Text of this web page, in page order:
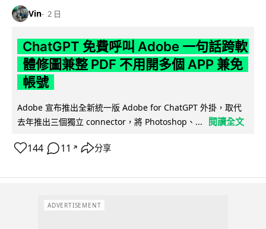
Vin 2 日
ChatGPT 免費呼叫 Adobe 一句話跨軟
體修圖兼整 PDF 不用開多個 APP 兼免
帳號
Adobe 宣布推出全新統一版 Adobe for ChatGPT 外掛，取代
去年推出三個獨立 connector，將 Photoshop、...
閱讀全文
144 11 ↗ 分享
ADVERTISEMENT